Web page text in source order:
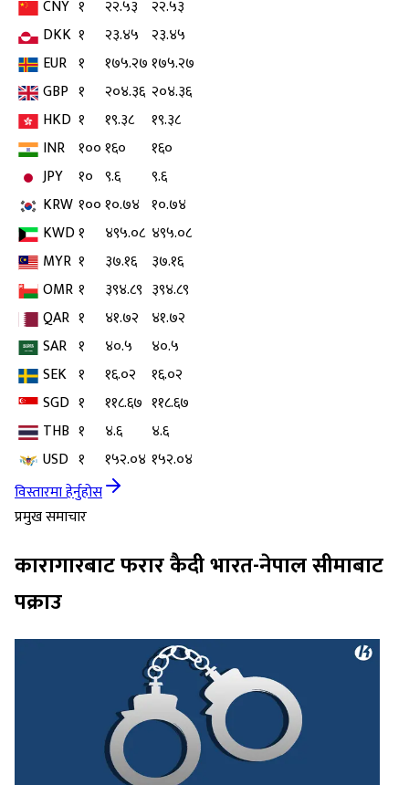
CNY १ २२.५३
२२.५३
DKK १ २३.४५ २३.४५
EUR १ १७५.२७१७५.२७
GBP १ २०४.३६ २०४.३६
HKD १ १९.३८
१९.३८
INR १००१६०
१६०
JPY
१० ९.६
९.६
KRW १००१०.७४ १०.७४
KWD१ ४९५.०८ ४९५.०८
MYR १ ३७.१६
३७.१६
OMR १ ३९४.८९ ३९४.८९
QAR १ ४१.७२ ४१.७२
SAR १ ४०.५
४०.५
SEK १ १६.०२
१६.०२
SGD १ ११८.६७ ११८.६७
THB १ ४.६
४.६
USD १ १५२.०४ १५२.०४
विस्तारमा हेर्नुहोस
प्रमुख समाचार
कारागारबाट फरार कैदी भारत-नेपाल सीमाबाट
पक्राउ